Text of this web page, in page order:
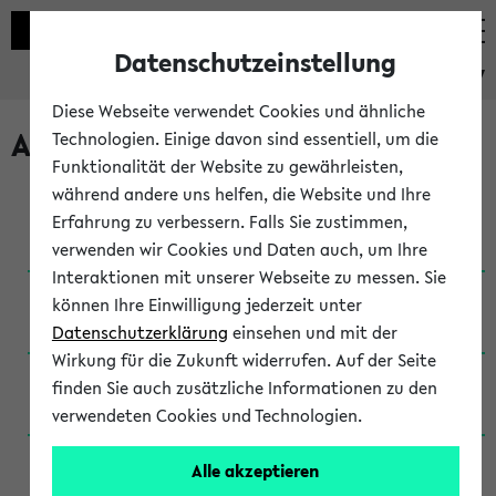
eKVV
Archivierte Studiengänge
Anglistik: British and American Studies / B.A.
(Einschreibung bis WiSe 16/17)
Anglistik: British and American Studies / B.A.
(Einschreibung bis SoSe 2015)
Anglistik: British and American Studies / B.A.
(Einschreibung bis SoSe 2013)
Anglistik: British and American Studies / Ba
(Einschreibung bis SoSe 2011)
Datenschutzeinstellung
Diese Webseite verwendet Cookies und ähnliche
Technologien. Einige davon sind essentiell, um die
Funktionalität der Website zu gewährleisten,
während andere uns helfen, die Website und Ihre
Erfahrung zu verbessern. Falls Sie zustimmen,
verwenden wir Cookies und Daten auch, um Ihre
Interaktionen mit unserer Webseite zu messen. Sie
können Ihre Einwilligung jederzeit unter
Datenschutzerklärung einsehen und mit der
Wirkung für die Zukunft widerrufen. Auf der Seite
finden Sie auch zusätzliche Informationen zu den
verwendeten Cookies und Technologien.
Alle akzeptieren